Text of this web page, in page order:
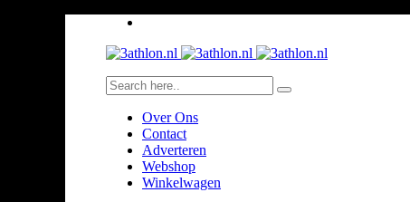
Over Ons
Contact
Adverteren
Webshop
Winkelwagen